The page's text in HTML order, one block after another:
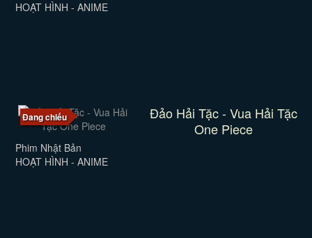
HOẠT HÌNH - ANIME
Đang chiếu
Đảo Hải Tặc - Vua Hải Tặc
One Piece
Phim Nhật Bản
HOẠT HÌNH - ANIME